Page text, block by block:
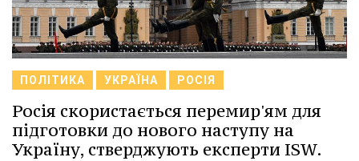
ПОЛІТИКА УКРАЇНА РОСІЯ
Росія скористається перемир'ям для
підготовки до нового наступу на
Україну, стверджують експерти ISW.